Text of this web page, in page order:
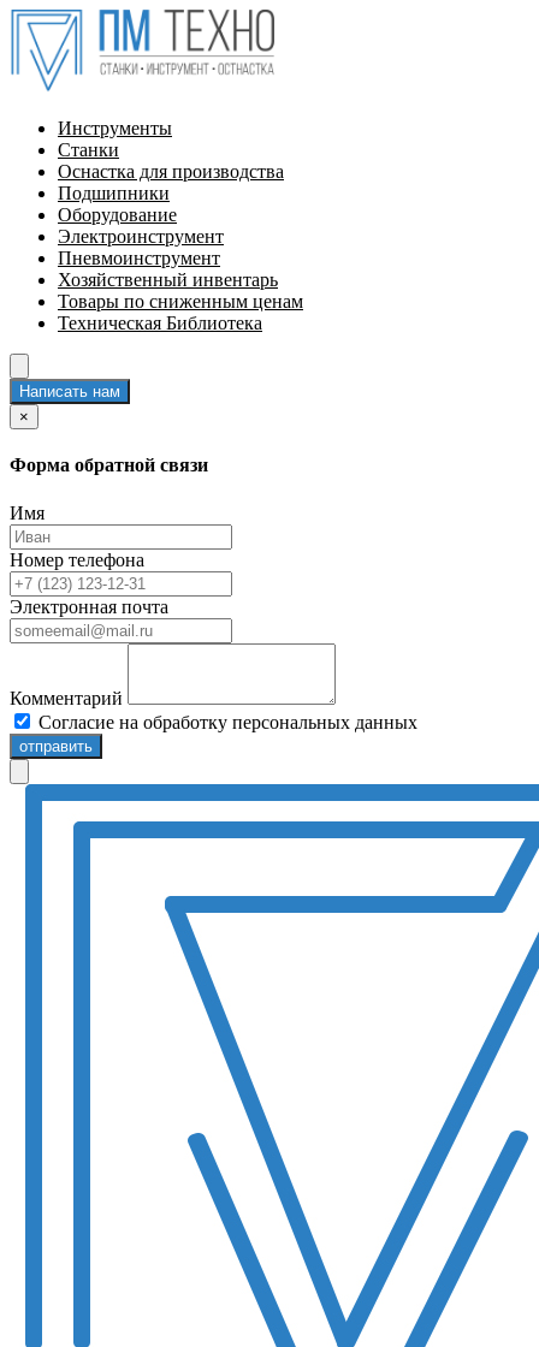
Инструменты
Станки
Оснастка для производства
Подшипники
Оборудование
Электроинструмент
Пневмоинструмент
Хозяйственный инвентарь
Товары по сниженным ценам
Техническая Библиотека
Написать нам
×
Форма обратной связи
Имя
Номер телефона
Электронная почта
Комментарий
Согласие на обработку персональных данных
отправить